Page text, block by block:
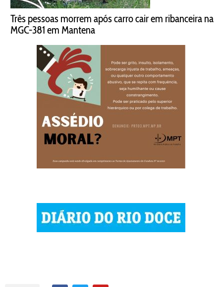
Três pessoas morrem após carro cair em ribanceira na
MGC-381 em Mantena